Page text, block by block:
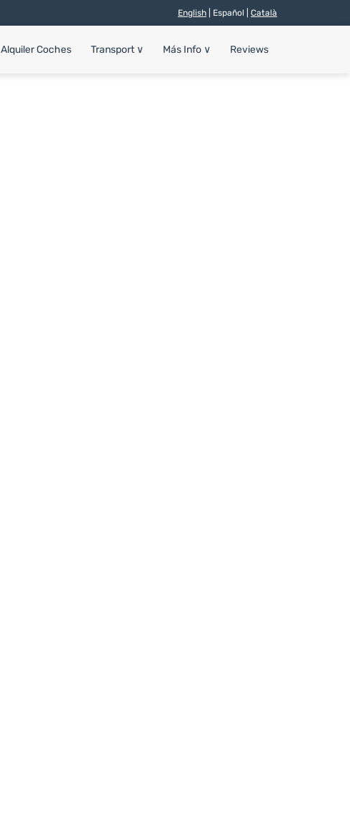
English | Español | Català
Alquiler Coches Transport ∨ Más Info ∨ Reviews